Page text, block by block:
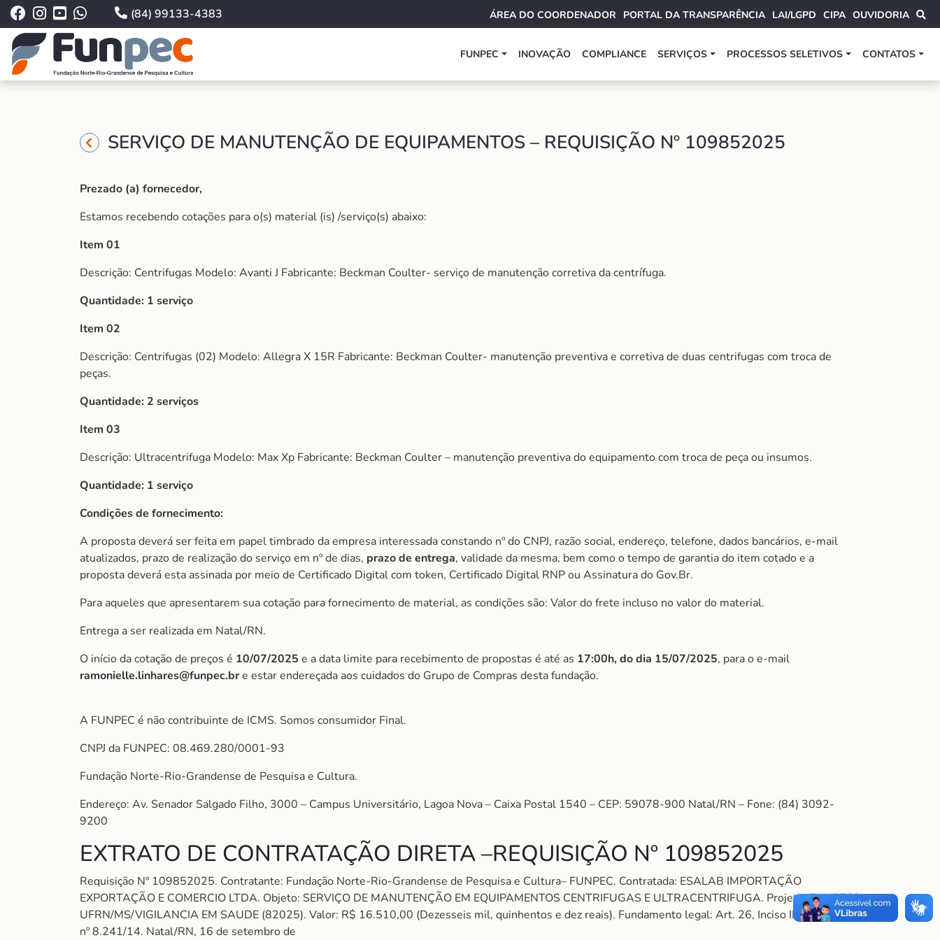
(84) 99133-4383 ÁREA DO COORDENADOR PORTAL DA TRANSPARÊNCIA LAI/LGPD CIPA OUVIDORIA
FUNPEC INOVAÇÃO COMPLIANCE SERVIÇOS PROCESSOS SELETIVOS CONTATOS
SERVIÇO DE MANUTENÇÃO DE EQUIPAMENTOS – REQUISIÇÃO Nº 109852025
Prezado (a) fornecedor,
Estamos recebendo cotações para o(s) material (is) /serviço(s) abaixo:
Item 01
Descrição: Centrifugas Modelo: Avanti J Fabricante: Beckman Coulter- serviço de manutenção corretiva da centrífuga.
Quantidade: 1 serviço
Item 02
Descrição: Centrifugas (02) Modelo: Allegra X 15R Fabricante: Beckman Coulter- manutenção preventiva e corretiva de duas centrifugas com troca de
peças.
Quantidade: 2 serviços
Item 03
Descrição: Ultracentrifuga Modelo: Max Xp Fabricante: Beckman Coulter – manutenção preventiva do equipamento com troca de peça ou insumos.
Quantidade: 1 serviço
Condições de fornecimento:
A proposta deverá ser feita em papel timbrado da empresa interessada constando nº do CNPJ, razão social, endereço, telefone, dados bancários, e-mail
atualizados, prazo de realização do serviço em nº de dias, prazo de entrega, validade da mesma, bem como o tempo de garantia do item cotado e a
proposta deverá esta assinada por meio de Certificado Digital com token, Certificado Digital RNP ou Assinatura do Gov.Br.
Para aqueles que apresentarem sua cotação para fornecimento de material, as condições são: Valor do frete incluso no valor do material.
Entrega a ser realizada em Natal/RN.
O início da cotação de preços é 10/07/2025 e a data limite para recebimento de propostas é até as 17:00h, do dia 15/07/2025, para o e-mail
ramonielle.linhares@funpec.bre estar endereçada aos cuidados do Grupo de Compras desta fundação.
A FUNPEC é não contribuinte de ICMS. Somos consumidor Final.
CNPJ da FUNPEC: 08.469.280/0001-93
Fundação Norte-Rio-Grandense de Pesquisa e Cultura.
Endereço: Av. Senador Salgado Filho, 3000 – Campus Universitário, Lagoa Nova – Caixa Postal 1540 – CEP: 59078-900 Natal/RN – Fone: (84) 3092-
9200
EXTRATO DE CONTRATAÇÃO DIRETA –REQUISIÇÃO Nº 109852025
Requisição Nº 109852025. Contratante: Fundação Norte-Rio-Grandense de Pesquisa e Cultura– FUNPEC. Contratada: ESALAB IMPORTAÇÃO
EXPORTAÇÃO E COMERCIO LTDA. Objeto: SERVIÇO DE MANUTENÇÃO EM EQUIPAMENTOS CENTRIFUGAS E ULTRACENTRIFUGA. Projeto: FUNPEC/
UFRN/MS/VIGILANCIA EM SAUDE (82025). Valor: R$ 16.510,00 (Dezesseis mil, quinhentos e dez reais). Fundamento legal: Art. 26, Inciso II do Decreto
nº 8.241/14. Natal/RN, 16 de setembro de